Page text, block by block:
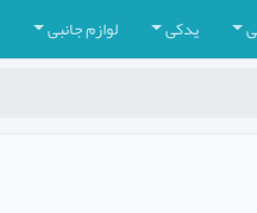
یدکی لوازم جانبی